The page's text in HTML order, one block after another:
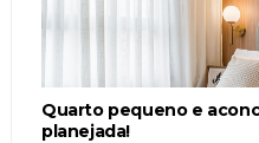
Quarto pequeno e
planejada!